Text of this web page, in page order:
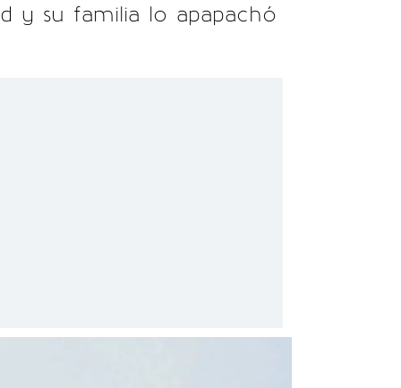
y su familia lo apapachó